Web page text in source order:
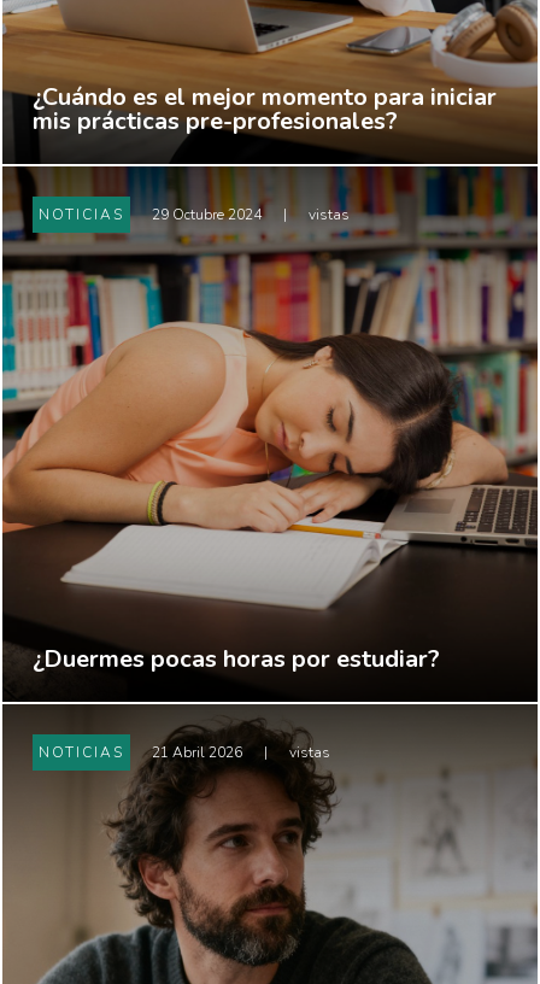
¿Cuándo es el mejor momento para iniciar
mis prácticas pre-profesionales?
NOTICIAS 29 Octubre 2024 | vistas
¿Duermes pocas horas por estudiar?
NOTICIAS 21 Abril 2026 | vistas